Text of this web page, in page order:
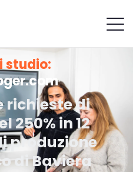
studio:
richieste di
250% in 12
produzione
di Baviera